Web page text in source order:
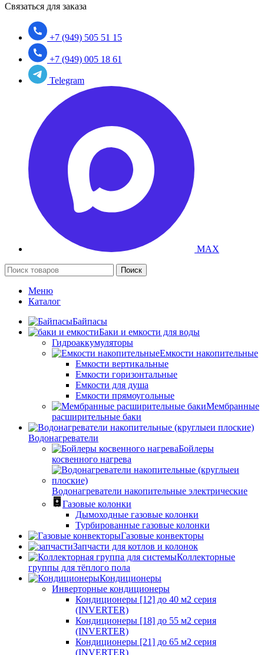
Связаться для заказа
+7 (949) 505 51 15
+7 (949) 005 18 61
Telegram
MAX
Поиск
Меню
Каталог
Байпасы
Баки и емкости для воды
Гидроаккумуляторы
Емкости накопительные
Емкости вертикальные
Емкости горизонтальные
Емкости для душа
Емкости прямоугольные
Мембранные
расширительные баки
Водонагреватели
Бойлеры
косвенного нагрева
Водонагреватели накопительные электрические
Газовые колонки
Дымоходные газовые колонки
Турбированные газовые колонки
Газовые конвекторы
Запчасти для котлов и колонок
Коллекторные
группы для тёплого пола
Кондиционеры
Инверторные кондиционеры
Кондиционеры [12] до 40 м2 серия
(INVERTER)
Кондиционеры [18] до 55 м2 серия
(INVERTER)
Кондиционеры [21] до 65 м2 серия
(INVERTER)